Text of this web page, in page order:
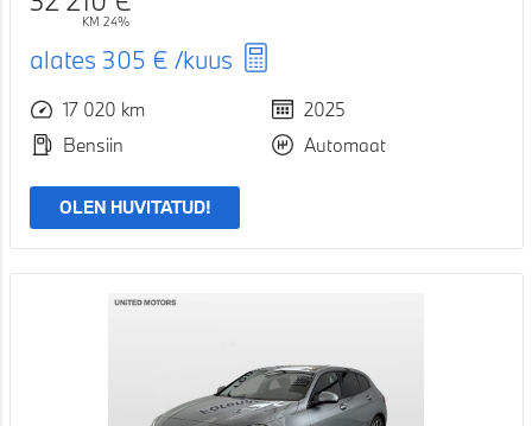
KM 24%
alates 305 € /kuus
17 020 km
2025
Bensiin
Automaat
OLEN HUVITATUD!